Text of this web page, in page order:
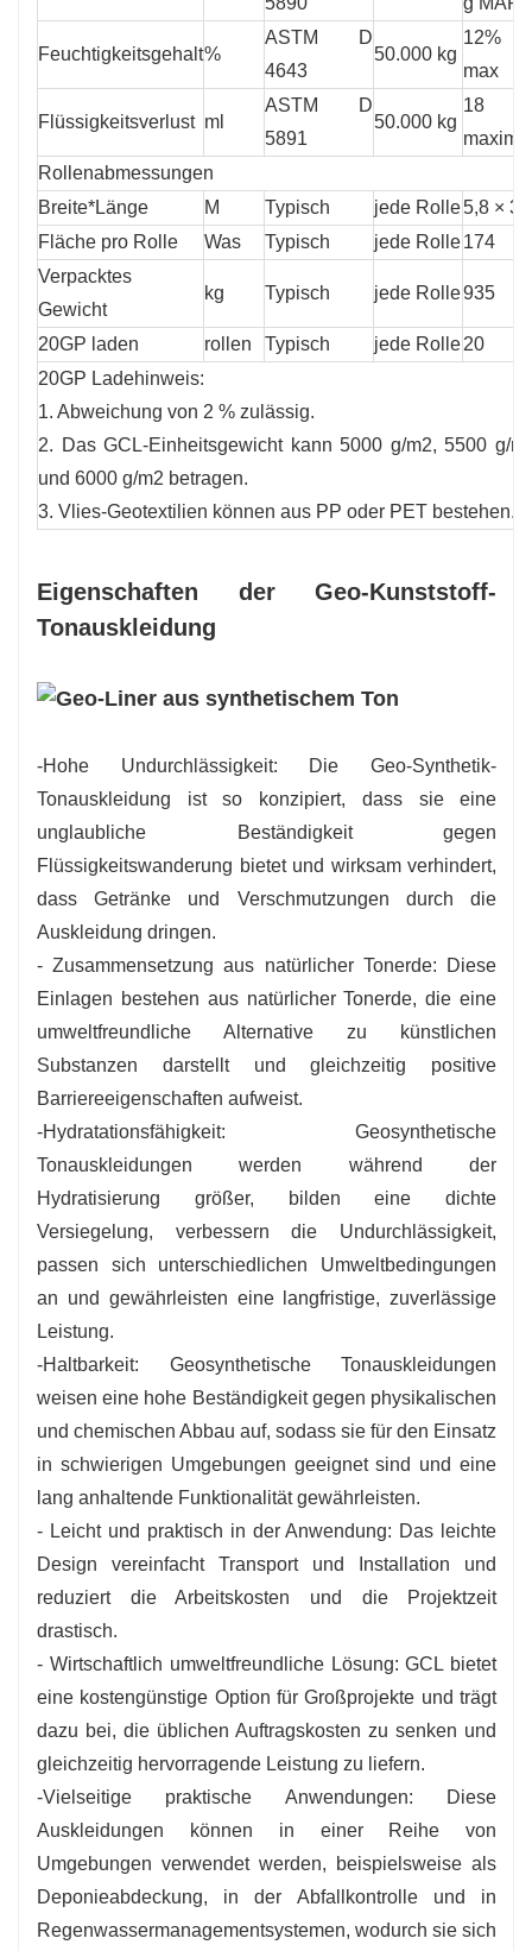
Feuchtigkeitsgehalt%
ASTM D
4643
50.000 kg
12%
max
Flüssigkeitsverlust ml
ASTM D
5891
50.000 kg
18
Rollenabmessungen
Breite*Länge
M Typisch jede Rolle5,8 × 30
Fläche pro Rolle
Was Typisch jede Rolle174
Verpacktes
Gewicht
kg Typisch jede Rolle935
20GP laden rollen Typisch jede Rolle20
20GP Ladehinweis:
1. Abweichung von 2 % zulässig.
2. Das GCL-Einheitsgewicht kann 5000 g/m2, 5500 g/
und 6000 g/m2 betragen.
3. Vlies-Geotextilien können aus PP oder PET bestehen.
Eigenschaften der Geo-Kunststoff-
Tonauskleidung
-Hohe Undurchlässigkeit: Die Geo-Synthetik-
Tonauskleidung ist so konzipiert, dass sie eine
unglaubliche Beständigkeit gegen
Flüssigkeitswanderung bietet und wirksam verhindert,
dass Getränke und Verschmutzungen durch die
Auskleidung dringen.
- Zusammensetzung aus natürlicher Tonerde: Diese
Einlagen bestehen aus natürlicher Tonerde, die eine
umweltfreundliche Alternative zu künstlichen
Substanzen darstellt und gleichzeitig positive
Barriereeigenschaften aufweist.
-Hydratationsfähigkeit: Geosynthetische
Tonauskleidungen werden während der
Hydratisierung größer, bilden eine dichte
Versiegelung, verbessern die Undurchlässigkeit,
passen sich unterschiedlichen Umweltbedingungen
an und gewährleisten eine langfristige, zuverlässige
Leistung.
-Haltbarkeit: Geosynthetische Tonauskleidungen
weisen eine hohe Beständigkeit gegen physikalischen
und chemischen Abbau auf, sodass sie für den Einsatz
in schwierigen Umgebungen geeignet sind und eine
lang anhaltende Funktionalität gewährleisten.
- Leicht und praktisch in der Anwendung: Das leichte
Design vereinfacht Transport und Installation und
reduziert die Arbeitskosten und die Projektzeit
drastisch.
- Wirtschaftlich umweltfreundliche Lösung: GCL bietet
eine kostengünstige Option für Großprojekte und trägt
dazu bei, die üblichen Auftragskosten zu senken und
gleichzeitig hervorragende Leistung zu liefern.
-Vielseitige praktische Anwendungen: Diese
Auskleidungen können in einer Reihe von
Umgebungen verwendet werden, beispielsweise als
Deponieabdeckung, in der Abfallkontrolle und in
Regenwassermanagementsystemen, wodurch sie sich